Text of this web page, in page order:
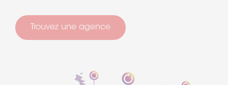
Trouvez une agence